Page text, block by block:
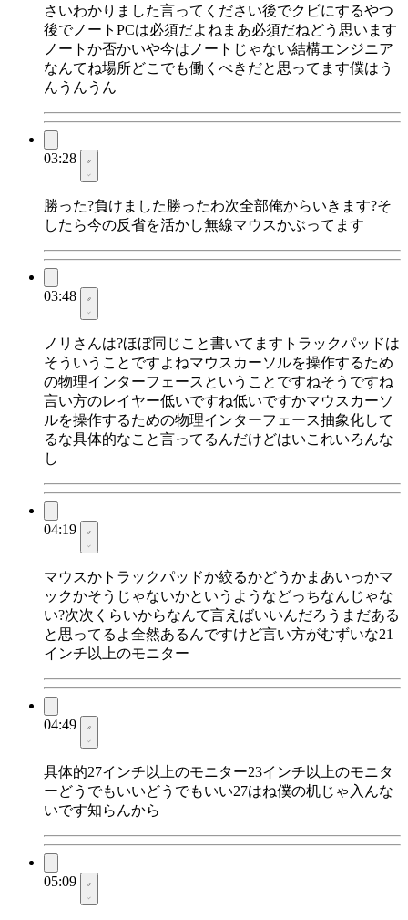
さいわかりました言ってください後でクビにするやつ
後でノートPCは必須だよねまあ必須だねどう思います
ノートか否かいや今はノートじゃない結構エンジニア
なんてね場所どこでも働くべきだと思ってます僕はう
んうんうん
03:28
勝った?負けました勝ったわ次全部俺からいきます?そ
したら今の反省を活かし無線マウスかぶってます
03:48
ノリさんは?ほぼ同じこと書いてますトラックパッドは
そういうことですよねマウスカーソルを操作するため
の物理インターフェースということですねそうですね
言い方のレイヤー低いですね低いですかマウスカーソ
ルを操作するための物理インターフェース抽象化して
るな具体的なこと言ってるんだけどはいこれいろんな
し
04:19
マウスかトラックパッドか絞るかどうかまあいっかマ
ックかそうじゃないかというようなどっちなんじゃな
い?次次くらいからなんて言えばいいんだろうまだある
と思ってるよ全然あるんですけど言い方がむずいな21
インチ以上のモニター
04:49
具体的27インチ以上のモニター23インチ以上のモニタ
ーどうでもいいどうでもいい27はね僕の机じゃ入んな
いです知らんから
05:09